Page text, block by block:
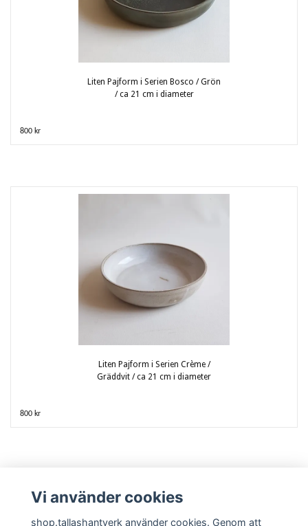
Liten Pajform i Serien Bosco / Grön
/ ca 21 cm i diameter
800 kr
Liten Pajform i Serien Crème /
Gräddvit / ca 21 cm i diameter
800 kr
Vi använder cookies
shop.tallashantverk använder cookies. Genom att